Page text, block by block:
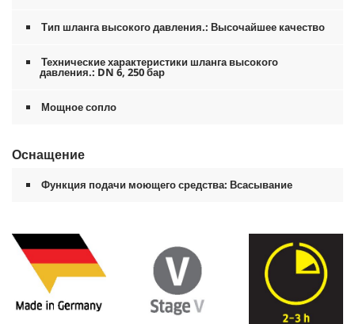
Тип шланга высокого давления.: Высочайшее качество
Технические характеристики шланга высокого
давления.: DN 6, 250 бар
Мощное сопло
Оснащение
Функция подачи моющего средства: Всасывание